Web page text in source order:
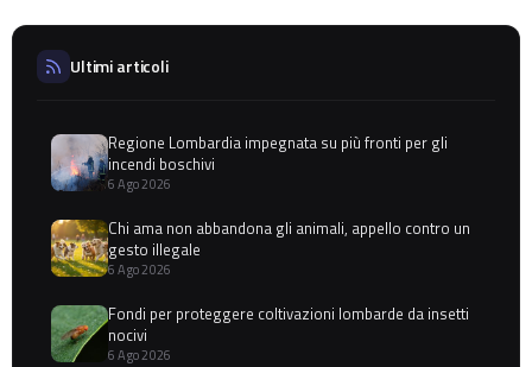
Ultimi articoli
Regione Lombardia impegnata su più fronti per gli
incendi boschivi
6 Ago 2026
Chi ama non abbandona gli animali, appello contro un
gesto illegale
6 Ago 2026
Fondi per proteggere coltivazioni lombarde da insetti
nocivi
6 Ago 2026